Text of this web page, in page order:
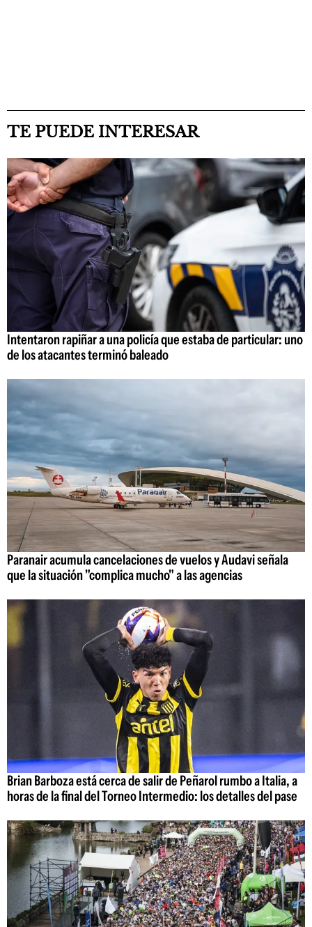
TE PUEDE INTERESAR
Intentaron rapiñar a una policía que estaba de particular: uno
de los atacantes terminó baleado
Paranair acumula cancelaciones de vuelos y Audavi señala
que la situación "complica mucho" a las agencias
Brian Barboza está cerca de salir de Peñarol rumbo a Italia, a
horas de la final del Torneo Intermedio: los detalles del pase